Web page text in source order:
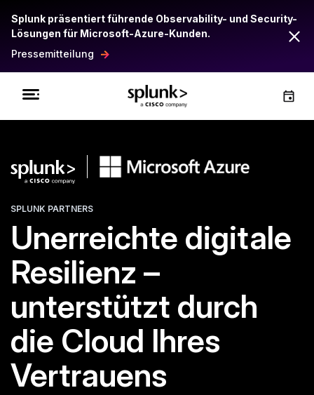
Splunk präsentiert führende Observability- und Security-
Lösungen für Microsoft-Azure-Kunden.
Pressemitteilung
SPLUNK PARTNERS
Unerreichte digitale
Resilienz –
unterstützt durch
die Cloud Ihres
Vertrauens